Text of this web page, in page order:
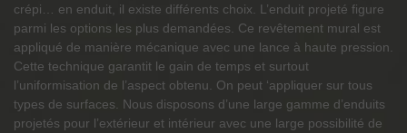
crépi… en enduit, il existe différents choix. L’enduit projeté figure
parmi les options les plus demandées. Ce revêtement mural est
appliqué de manière mécanique avec une lance à haute pression.
Cette technique garantit le gain de temps et surtout
l’uniformisation de l’aspect obtenu. On peut ‘appliquer sur tous
types de surfaces. Nous disposons d’une large gamme d’enduits
projetés pour l’extérieur et intérieur avec une large possibilité de